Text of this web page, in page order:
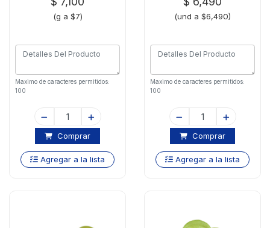
(g a $7)
Maximo de caracteres permitidos:
100
Comprar
Agregar a la lista
(und a $6,490)
Maximo de caracteres permitidos:
100
Comprar
Agregar a la lista